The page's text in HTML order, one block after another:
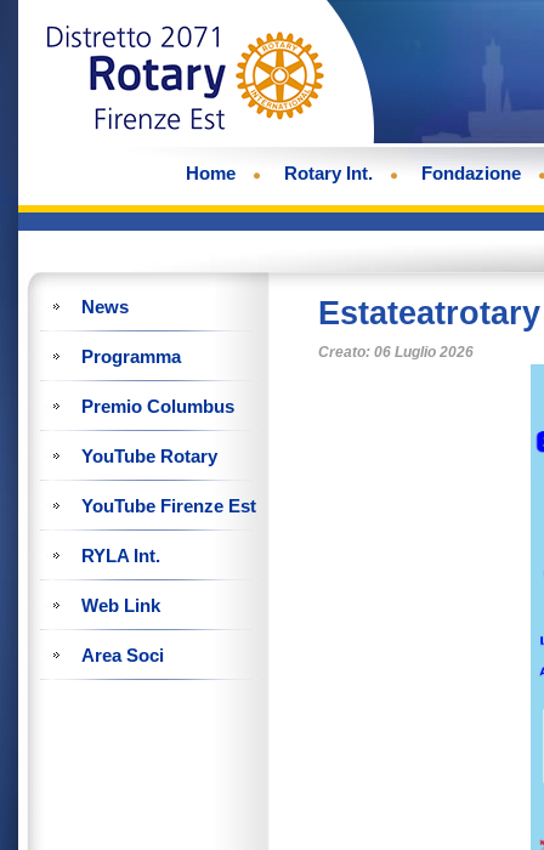
Home Rotary Int. Fondazione
News
Programma
Premio Columbus
YouTube Rotary
YouTube Firenze Est
RYLA Int.
Web Link
Area Soci
Creato: 06 Luglio 2026